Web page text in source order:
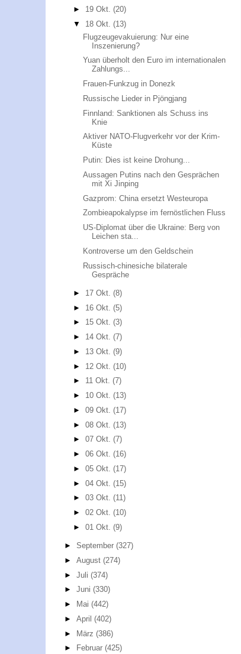
► 19 Okt.(20)
▼ 18 Okt.(13)
Flugzeugevakuierung: Nur eine
Inszenierung?
Yuan überholt den Euro im internationalen
Zahlungs...
Frauen-Funkzug in Donezk
Russische Lieder in Pjöngjang
Finnland: Sanktionen als Schuss ins
Knie
Aktiver NATO-Flugverkehr vor der Krim-
Küste
Putin: Dies ist keine Drohung...
Aussagen Putins nach den Gesprächen
mit Xi Jinping
Gazprom: China ersetzt Westeuropa
Zombieapokalypse im fernöstlichen Fluss
US-Diplomat über die Ukraine: Berg von
Leichen sta...
Kontroverse um den Geldschein
Russisch-chinesiche bilaterale
Gespräche
► 17 Okt.(8)
► 16 Okt.(5)
► 15 Okt.(3)
► 14 Okt.(7)
► 13 Okt.(9)
► 12 Okt.(10)
► 11 Okt.(7)
► 10 Okt.(13)
►09 Okt.(17)
►08 Okt.(13)
►07 Okt.(7)
►06 Okt.(16)
►05 Okt.(17)
►04 Okt.(15)
►03 Okt.(11)
►02 Okt.(10)
►01 Okt.(9)
► September (327)
► August (274)
► Juli (374)
► Juni (330)
►
Mai (442)
► April (402)
► März (386)
►
Februar (425)